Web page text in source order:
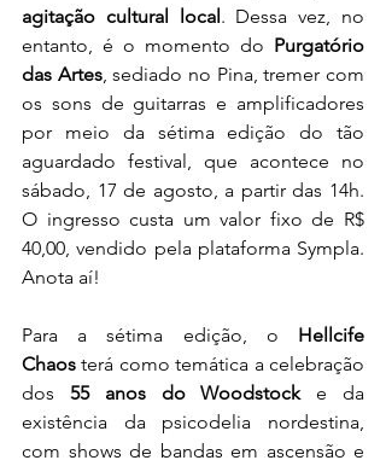
agitação cultural local. Dessa vez, no
entanto, é o momento do Purgatório
das Artes, sediado no Pina, tremer com
os sons de guitarras e amplificadores
por meio da sétima edição do tão
aguardado festival, que acontece no
sábado, 17 de agosto, a partir das 14h.
O ingresso custa um valor fixo de R$
40,00, vendido pela plataforma Sympla.
Anota aí!
Para a sétima edição, o Hellcife
Chaos terá como temática a celebração
dos 55 anos do Woodstock e da
existência da psicodelia nordestina,
com shows de bandas em ascensão e